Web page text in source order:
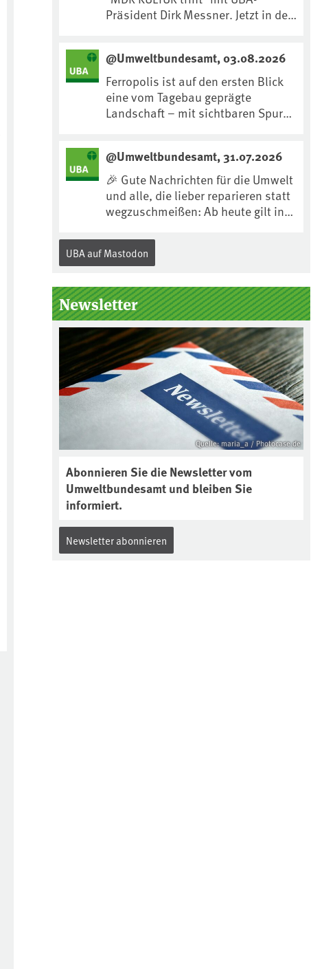
Präsident Dirk Messner. Jetzt in der
t/trifft/dirk-messner-audio-
100.html
@Umweltbundesamt, 03.08.2026
Ferropolis ist auf den ersten Blick
eine vom Tagebau geprägte
Landschaft – mit sichtbaren Spuren
Boden. Doch diese Landschaft
erzählt mehr als nur ihre
bergbauliche Vergangenheit. Hier
lässt sich beobachten, wie sich aus
Kippenflächen lebendige Böden
entwickeln, Pflanzen Fuß fassen &
neue Lebensräume entstehen....
@Umweltbundesamt, 31.07.2026
🎉 Gute Nachrichten für die Umwelt
und alle, die lieber reparieren statt
wegzuschmeißen: Ab heute gilt in
das „Recht auf
Reparatur“.Demnach müssen
für die folgenden Produkte – soweit
technisch möglich – nach Ablauf
der Gewährleistungsfrist
Reparaturen zu einem
angemessenen Preis anbieten:
UBA auf Mastodon
Newsletter
Quelle: maria_a / Photocase.de
Abonnieren Sie die Newsletter vom
Umweltbundesamt und bleiben Sie
informiert.
Newsletter abonnieren